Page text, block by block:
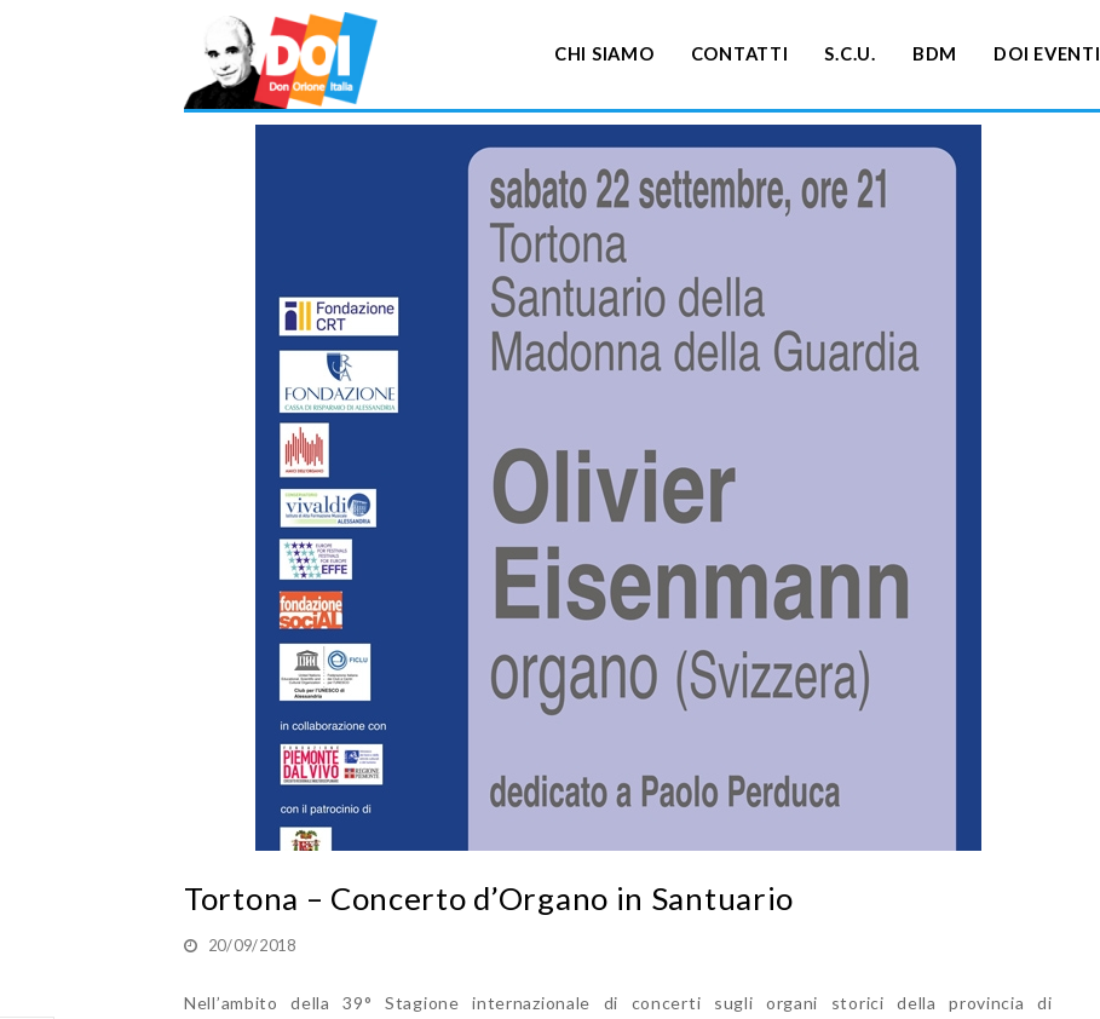
CHI SIAMO CONTATTI S.C.U. BDM DOI EVENTI
Tortona – Concerto d’Organo in Santuario
20/09/2018
Nell’ambito della 39° Stagione internazionale di concerti sugli organi storici della provincia di